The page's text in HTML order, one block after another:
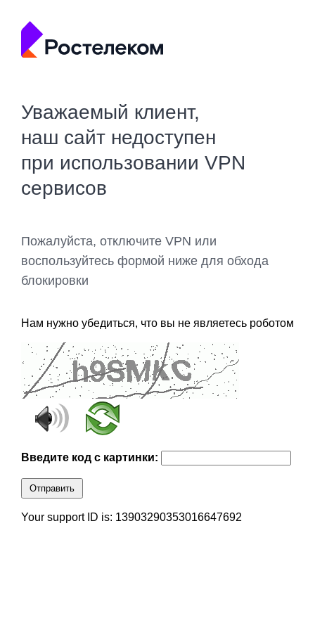
Уважаемый клиент,
наш сайт недоступен
при использовании VPN
сервисов
Пожалуйста, отключите VPN или
воспользуйтесь формой ниже для обхода
блокировки
Нам нужно убедиться, что вы не являетесь роботом
Введите код с картинки:
Отправить
Your support ID is: 13903290353016647692